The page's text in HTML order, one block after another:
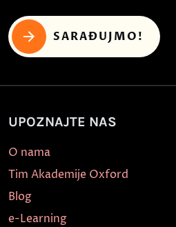
SARAĐUJMO!
UPOZNAJTE NAS
O nama
Tim Akademije Oxford
Blog
e-Learning